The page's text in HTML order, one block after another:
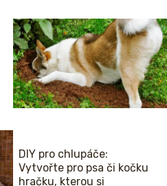
DIY pro chlupáče:
Vytvořte pro psa či kočku
hračku, kterou si